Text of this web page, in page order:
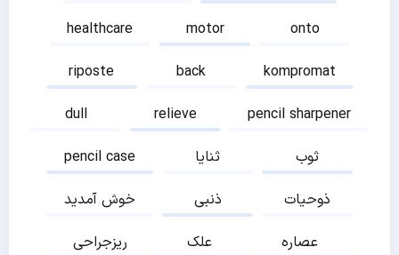
healthcare
motor
onto
riposte
back
kompromat
dull
relieve
pencil sharpener
pencil case
ثنایا
ثوب
خوش آمدید
ذنبی
ذوحیات
ریزجراحی
علک
عصاره